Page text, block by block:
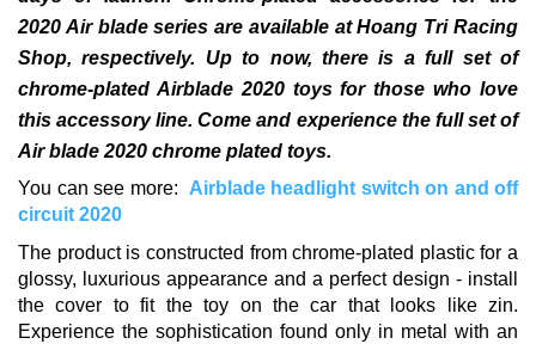
2020 Air blade series are available at Hoang Tri Racing
Shop, respectively. Up to now, there is a full set of
chrome-plated Airblade 2020 toys for those who love
this accessory line.Come and experience the full set of
Air blade 2020 chrome plated toys.
You can see more: Airblade headlight switch on and off
circuit 2020
The product is constructed from chrome-plated plastic for a
glossy, luxurious appearance and a perfect design - install
the cover to fit the toy on the car that looks like zin.
Experience the sophistication found only in metal with an